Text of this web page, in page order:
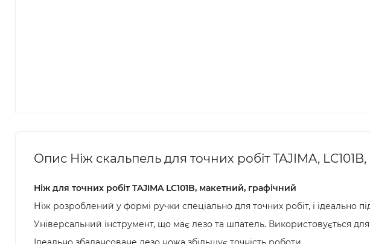
Опис Ніж скальпель для точних робіт TAJIMA,
Ніж для точних робіт TAJIMA LC101B, макетний, графічний
Ніж розроблений у формі ручки спеціально для точних робіт, і ідеально
Універсальний інструмент, що має лезо та шпатель. Використовується